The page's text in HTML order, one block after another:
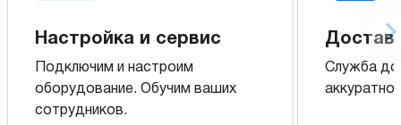
Настройка и сервис
Подключим и настроим
оборудование. Обучим ваших
сотрудников.
Служба
аккуратно